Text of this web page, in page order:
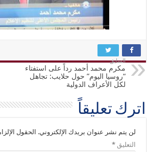
السابق
مكرم محمد أحمد رداً على استفتاء
“روسيا اليوم” حول حلايب: تجاهل
لكل الأعراف الدولية
اترك تعليقاً
لن يتم نشر عنوان بريدك الإلكتروني. الحقول
التعليق*